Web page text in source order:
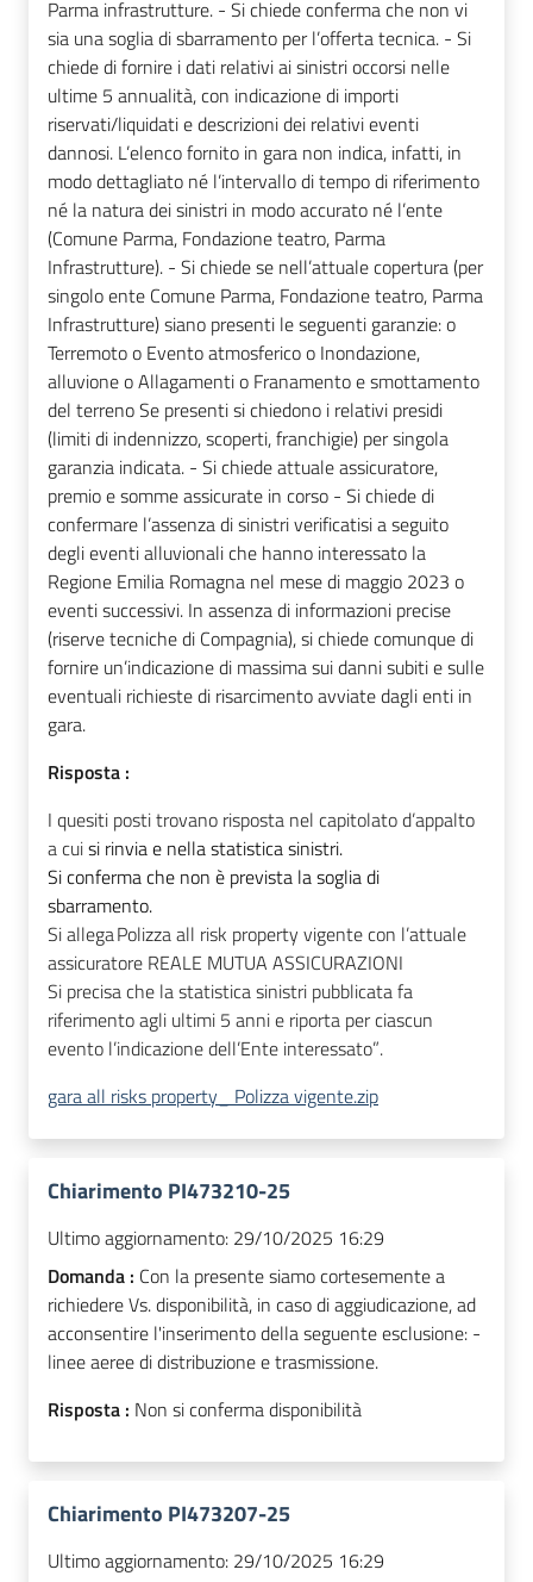
Risposta :
I quesiti posti trovano risposta nel capitolato d’appalto
a cuisi rinvia e nella statistica sinistri.
Si conferma che non è prevista la soglia di
sbarramento.
Si allegaPolizzaall risk property vigente con l’attuale
assicuratore REALE MUTUA ASSICURAZIONI
Si precisa che la statistica sinistri pubblicata fa
riferimento agli ultimi 5 anni e riporta per ciascun
evento l’indicazione dell’Ente interessato”.
gara all risks property_ Polizza vigente.zip
Chiarimento PI473210-25
Ultimo aggiornamento: 29/10/2025 16:29
Domanda : Con la presente siamo cortesemente a
richiedere Vs. disponibilità, in caso di aggiudicazione, ad
acconsentire l'inserimento della seguente esclusione: -
linee aeree di distribuzione e trasmissione.
Risposta : Non si conferma disponibilità
Chiarimento PI473207-25
Ultimo aggiornamento: 29/10/2025 16:29